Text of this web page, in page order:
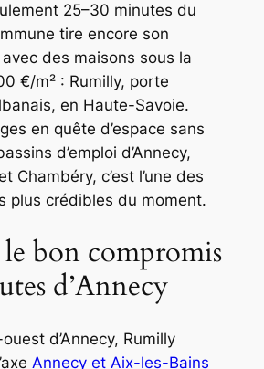
25–30 minutes du
tire encore son
des maisons sous la
€/m² : Rumilly, porte
en Haute-Savoie.
en quête d’espace sans
d’emploi d’Annecy,
Chambéry, c’est l’une des
plus crédibles du moment.
bon compromis
d’Annecy
d’Annecy, Rumilly
Annecy et Aix-les-Bains